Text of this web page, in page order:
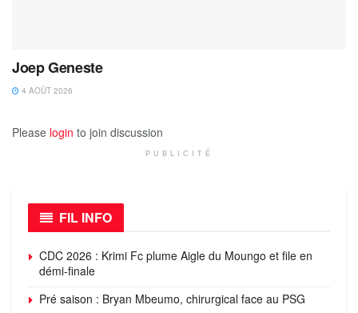
Joep Geneste
4 AOÛT 2026
Please login to join discussion
PUBLICITÉ
FIL INFO
CDC 2026 : Krimi Fc plume Aigle du Moungo et file en
démi-finale
Pré saison : Bryan Mbeumo, chirurgical face au PSG